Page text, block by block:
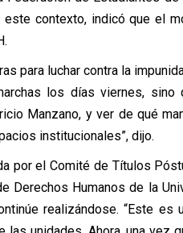
este contexto, indicó que el
para luchar contra la
los días viernes,
Manzano, y ver de qué
institucionales”, dijo.
por el Comité de Títulos
Derechos Humanos de la
realizándose. “Este